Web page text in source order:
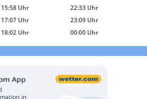
15:58 Uhr
22:33 Uhr
17:07 Uhr
23:09 Uhr
18:02 Uhr 00:00 Uhr